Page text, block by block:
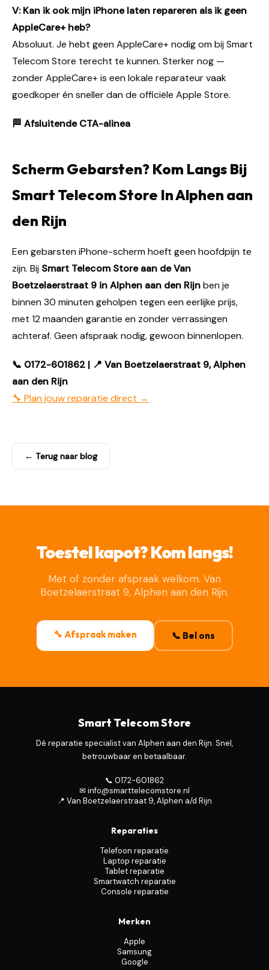
V: Kan ik ook mijn iPhone laten repareren als ik geen
AppleCare+ heb?
Absoluut. Je hebt geen AppleCare+ nodig om bij Smart
Telecom Store terecht te kunnen. Sterker nog —
zonder AppleCare+ is een lokale reparateur vaak
goedkoper én sneller dan de officiële Apple Store.
🏁 Afsluitende CTA-alinea
Scherm Gebarsten? Kom Langs Bij
Smart Telecom Store In Alphen aan
den Rijn
Een gebarsten iPhone-scherm hoeft geen hoofdpijn te
zijn. Bij Smart Telecom Store aan de Van
Boetzelaerstraat 9 in Alphen aan den Rijnben je
binnen 30 minuten geholpen tegen een eerlijke prijs,
met 12 maanden garantie en zonder verrassingen
achteraf. Geen afspraak nodig, gewoon binnenlopen.
📞 0172-601862 | 📍 Van Boetzelaerstraat 9, Alphen
aan den Rijn
🔧 Plan jouw reparatie direct →
← Terug naar blog
Toestel kapot? Kom langs!
Met of zonder afspraak welkom. Van
Boetzelaerstraat 9, Alphen aan den Rijn.
🔧 Afspraak maken 📞 Bel ons
Smart Telecom Store
Dé reparatie specialist van Alphen aan den Rijn. Snel,
betrouwbaar en betaalbaar.
📞 0172-601862
✉ info@smarttelecomstore.nl
📍 Van Boetzelaerstraat 9, Alphen a/d Rijn
Reparaties
Telefoon reparatie
Laptop reparatie
Tablet reparatie
Smartwatch reparatie
Console reparatie
Merken
Apple
Samsung
Google